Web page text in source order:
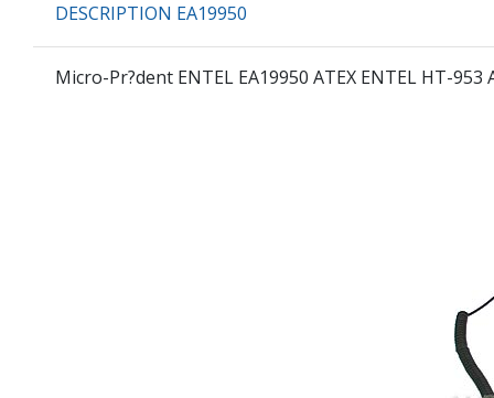
DESCRIPTION EA19950
Micro-Pr?dent ENTEL EA19950 ATEX ENTEL HT-953